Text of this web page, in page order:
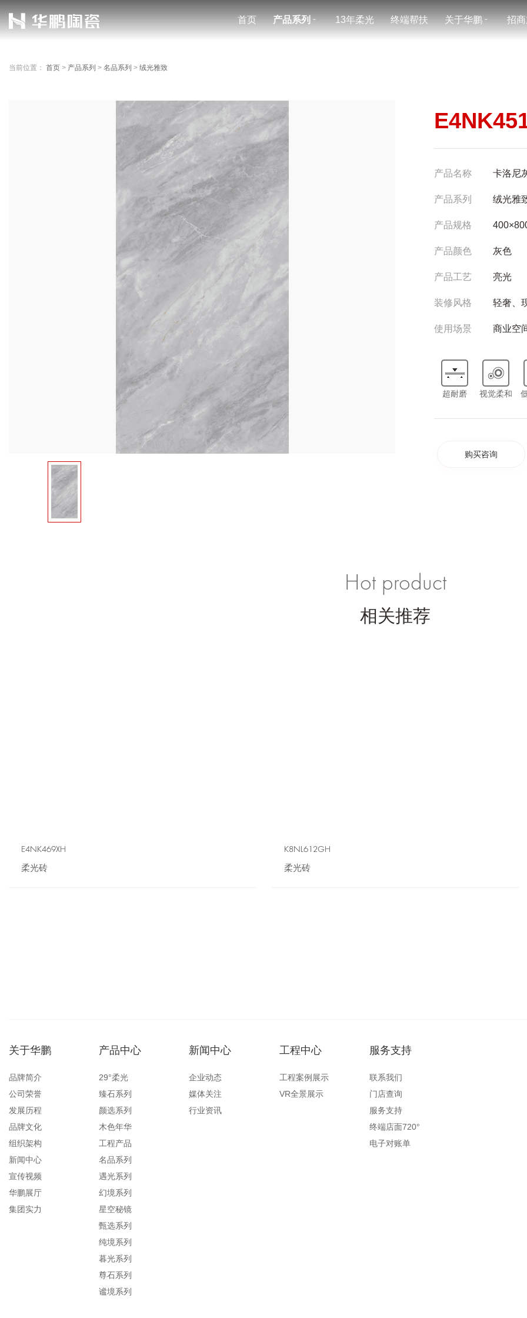
首页 产品系列 ˇ 13年柔光 终端帮扶 关于华鹏 ˇ 招
当前位置： 首页 > 产品系列 > 名品系列 > 绒光雅致
产品名称 卡洛尼
产品系列 绒光雅
产品规格
产品颜色 灰色
产品工艺 亮光
装修风格 轻奢、
使用场景 商业空
超耐磨 视觉柔和
购买咨询
Hot product
相关推荐
E4NK469XH
柔光砖
K8NL612GH
柔光砖
关于华鹏
品牌简介
公司荣誉
发展历程
品牌文化
组织架构
新闻中心
宣传视频
华鹏展厅
集团实力
产品中心
29°柔光
臻石系列
颜选系列
木色年华
工程产品
名品系列
遇光系列
幻境系列
星空秘镜
甄选系列
纯境系列
暮光系列
尊石系列
谧境系列
新闻中心
企业动态
媒体关注
行业资讯
工程中心
工程案例展示
VR全景展示
服务支持
联系我们
门店查询
服务支持
终端店面720°
电子对账单